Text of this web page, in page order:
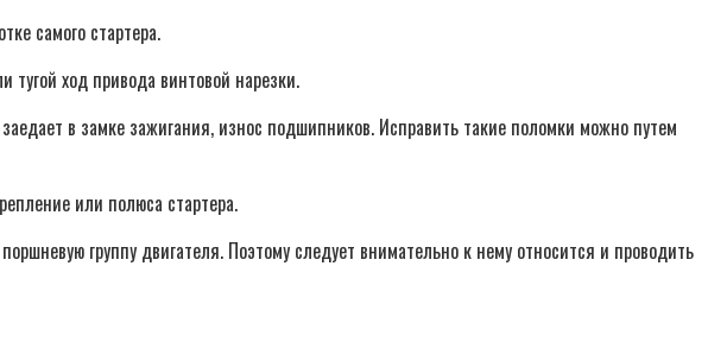
самого стартера.
тугой ход привода винтовой нарезки.
в замке зажигания, износ подшипников. Исправить такие поломки можно путем
или полюса стартера.
группу двигателя. Поэтому следует внимательно к нему относится и проводить